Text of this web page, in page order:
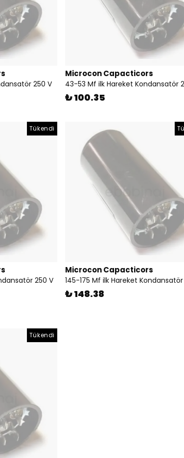
250 V
Microcon Capacticors
43-53 Mf ilk Hareket Kondansatör
₺ 100.35
Tükendi
250 V
Microcon Capacticors
145-175 Mf ilk Hareket
₺ 148.38
Tükendi